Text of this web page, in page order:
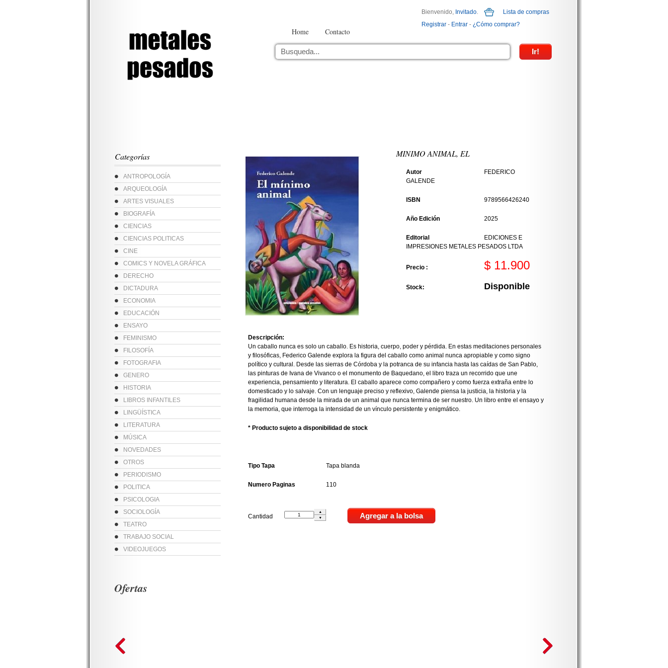
Home Contacto
Bienvenido, Invitado.
Lista de compras
Registrar - Entrar - ¿Cómo comprar?
Categorías
ANTROPOLOGÍA
ARQUEOLOGÍA
ARTES VISUALES
BIOGRAFÍA
CIENCIAS
CIENCIAS POLITICAS
CINE
COMICS Y NOVELA GRÁFICA
DERECHO
DICTADURA
ECONOMIA
EDUCACIÓN
ENSAYO
FEMINISMO
FILOSOFÍA
FOTOGRAFIA
GENERO
HISTORIA
LIBROS INFANTILES
LINGÜÍSTICA
LITERATURA
MÚSICA
NOVEDADES
OTROS
PERIODISMO
POLITICA
PSICOLOGIA
SOCIOLOGÍA
TEATRO
TRABAJO SOCIAL
VIDEOJUEGOS
MINIMO ANIMAL, EL
Autor
FEDERICO
GALENDE
ISBN 9789566426240
Año Edición 2025
Editorial
EDICIONES E
IMPRESIONES METALES PESADOS LTDA
Precio : $ 11.900
Stock: Disponible
Descripción:
Un caballo nunca es solo un caballo. Es historia, cuerpo, poder y pérdida. En estas meditaciones personales
y filosóficas, Federico Galende explora la figura del caballo como animal nunca apropiable y como signo
político y cultural. Desde las sierras de Córdoba y la potranca de su infancia hasta las caídas de San Pablo,
las pinturas de Ivana de Vivanco o el monumento de Baquedano, el libro traza un recorrido que une
experiencia, pensamiento y literatura. El caballo aparece como compañero y como fuerza extraña entre lo
domesticado y lo salvaje. Con un lenguaje preciso y reflexivo, Galende piensa la justicia, la historia y la
fragilidad humana desde la mirada de un animal que nunca termina de ser nuestro. Un libro entre el ensayo y
la memoria, que interroga la intensidad de un vínculo persistente y enigmático.
* Producto sujeto a disponibilidad de stock
Tipo Tapa Tapa blanda
Numero Paginas 110
Cantidad
Ofertas